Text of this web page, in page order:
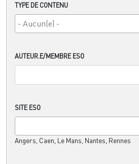
TYPE DE CONTENU
AUTEUR.E/MEMBRE ESO
SITE ESO
Angers, Caen, Le Mans, Nantes, Rennes